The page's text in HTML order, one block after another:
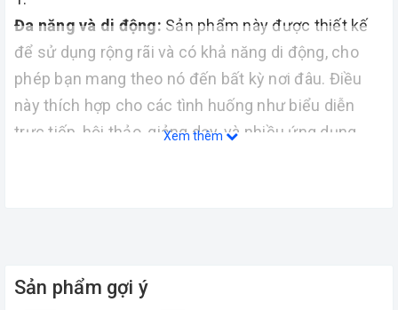
Đa năng và di động: Sản phẩm này được thiết kế
để sử dụng rộng rãi và có khả năng di động, cho
phép bạn mang theo nó đến bất kỳ nơi đâu. Điều
này thích hợp cho các tình huống như biểu diễn
trực tiếp, hội thảo, giảng dạy, và nhiều ứng dụng
giọng nói và âm nhạc một cách rõ ràng và chi tiết.
Xem thêm
Sản phẩm gợi ý